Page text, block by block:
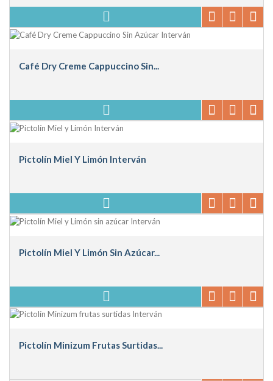
Café Dry Creme Cappuccino Sin...
Pictolín Miel Y Limón Interván
Pictolín Miel Y Limón Sin Azúcar...
Pictolín Minizum Frutas Surtidas...